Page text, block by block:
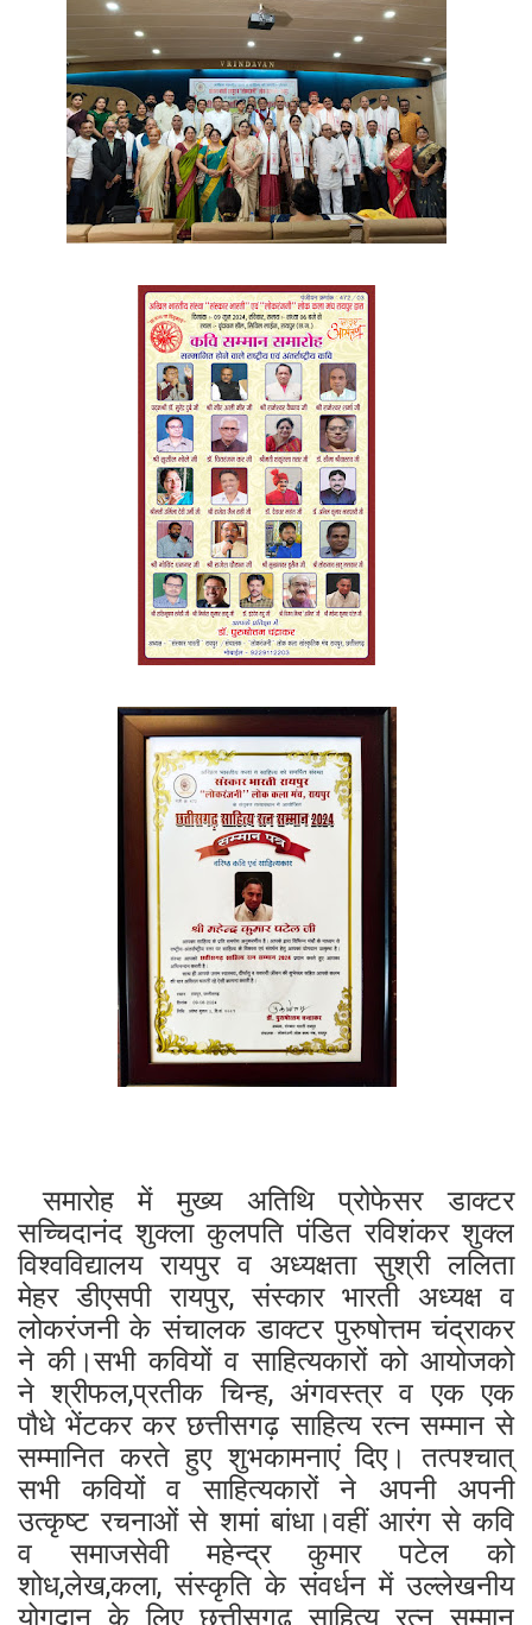
समारोह में मुख्य अतिथि प्रोफेसर डाक्टर
सच्चिदानंद शुक्ला कुलपति पंडित रविशंकर शुक्ल
विश्वविद्यालय रायपुर व अध्यक्षता सुश्री ललिता
मेहर डीएसपी रायपुर, संस्कार भारती अध्यक्ष व
लोकरंजनी के संचालक डाक्टर पुरुषोत्तम चंद्राकर
ने की।सभी कवियों व साहित्यकारों को आयोजको
ने श्रीफल,प्रतीक चिन्ह, अंगवस्त्र व एक एक
पौधे भेंटकर कर छत्तीसगढ़ साहित्य रत्न सम्मान से
सम्मानित करते हुए शुभकामनाएं दिए। तत्पश्चात्
सभी कवियों व साहित्यकारों ने अपनी अपनी
उत्कृष्ट रचनाओं से शमां बांधा।वहीं आरंग से कवि
व समाजसेवी महेन्द्र कुमार पटेल को
शोध,लेख,कला, संस्कृति के संवर्धन में उल्लेखनीय